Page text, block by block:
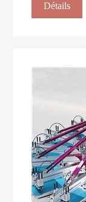
Détails